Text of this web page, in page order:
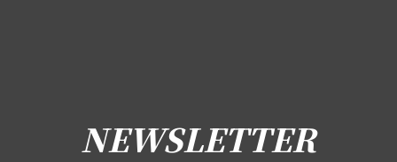
NEWSLETTER